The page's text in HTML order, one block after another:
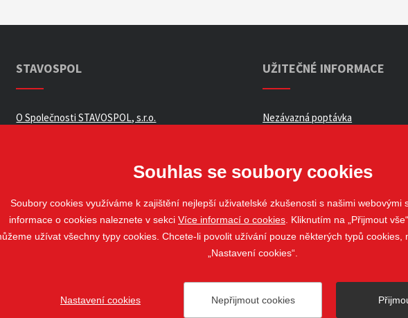
STAVOSPOL
O Společnosti STAVOSPOL, s.r.o.
Kontakty
Odstoupení od smlouvy
UŽITEČNÉ INFORMACE
Nezávazná poptávka
41, 612 00 Brno - Královo Pole web@stavospol.cz
Nastavení cookies
Souhlas se soubory cookies
Soubory cookies využíváme k zajištění nejlepší uživatelské zkušenosti s našimi webovými
informace o cookies naleznete v sekci Více informací o cookies . Kliknutím na „Přijmout
užívat všechny typy cookies. Chcete-li povolit užívání pouze některých typů cookies,
„Nastavení cookies“.
Nepřijmout cookies
Nastavení cookies